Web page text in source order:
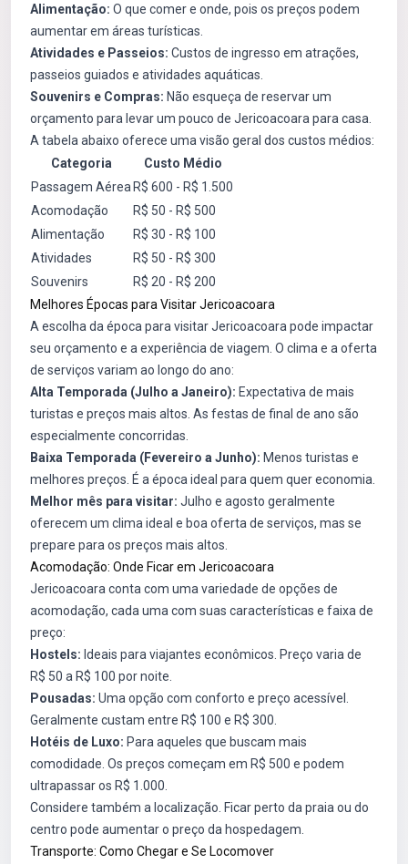
Alimentação: O que comer e onde, pois os preços podem
aumentar em áreas turísticas.
Atividades e Passeios: Custos de ingresso em atrações,
passeios guiados e atividades aquáticas.
Souvenirs e Compras: Não esqueça de reservar um
orçamento para levar um pouco de Jericoacoara para casa.
A tabela abaixo oferece uma visão geral dos custos médios:
Categoria
Custo Médio
Passagem Aérea R$ 600 - R$ 1.500
Acomodação
R$ 50 - R$ 500
Alimentação
R$ 30 - R$ 100
Atividades
R$ 50 - R$ 300
Souvenirs
R$ 20 - R$ 200
Melhores Épocas para Visitar Jericoacoara
A escolha da época para visitar Jericoacoara pode impactar
seu orçamento e a experiência de viagem. O clima e a oferta
de serviços variam ao longo do ano:
Alta Temporada (Julho a Janeiro): Expectativa de mais
turistas e preços mais altos. As festas de final de ano são
especialmente concorridas.
Baixa Temporada (Fevereiro a Junho): Menos turistas e
melhores preços. É a época ideal para quem quer economia.
Melhor mês para visitar: Julho e agosto geralmente
oferecem um clima ideal e boa oferta de serviços, mas se
prepare para os preços mais altos.
Acomodação: Onde Ficar em Jericoacoara
Jericoacoara conta com uma variedade de opções de
acomodação, cada uma com suas características e faixa de
preço:
Hostels: Ideais para viajantes econômicos. Preço varia de
R$ 50 a R$ 100 por noite.
Pousadas: Uma opção com conforto e preço acessível.
Geralmente custam entre R$ 100 e R$ 300.
Hotéis de Luxo: Para aqueles que buscam mais
comodidade. Os preços começam em R$ 500 e podem
ultrapassar os R$ 1.000.
Considere também a localização. Ficar perto da praia ou do
centro pode aumentar o preço da hospedagem.
Transporte: Como Chegar e Se Locomover